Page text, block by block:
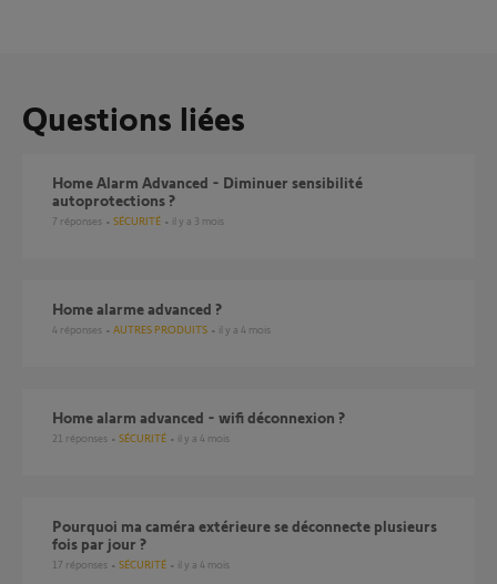
Questions liées
Home Alarm Advanced - Diminuer sensibilité
autoprotections ?
7 réponses SÉCURITÉ il y a 3 mois
Home alarme advanced ?
4 réponses AUTRES PRODUITS il y a 4 mois
Home alarm advanced - wifi déconnexion ?
21 réponses SÉCURITÉ il y a 4 mois
Pourquoi ma caméra extérieure se déconnecte plusieurs
fois par jour ?
17 réponses SÉCURITÉ il y a 4 mois